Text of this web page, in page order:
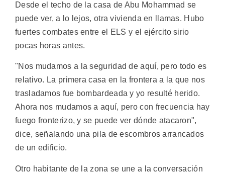
Desde el techo de la casa de Abu Mohammad se
puede ver, a lo lejos, otra vivienda en llamas. Hubo
fuertes combates entre el ELS y el ejército sirio
pocas horas antes.
"Nos mudamos a la seguridad de aquí, pero todo es
relativo. La primera casa en la frontera a la que nos
trasladamos fue bombardeada y yo resulté herido.
Ahora nos mudamos a aquí, pero con frecuencia hay
fuego fronterizo, y se puede ver dónde atacaron",
dice, señalando una pila de escombros arrancados
de un edificio.
Otro habitante de la zona se une a la conversación